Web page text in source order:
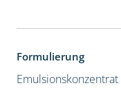
Formulierung
Emulsionskonzentrat